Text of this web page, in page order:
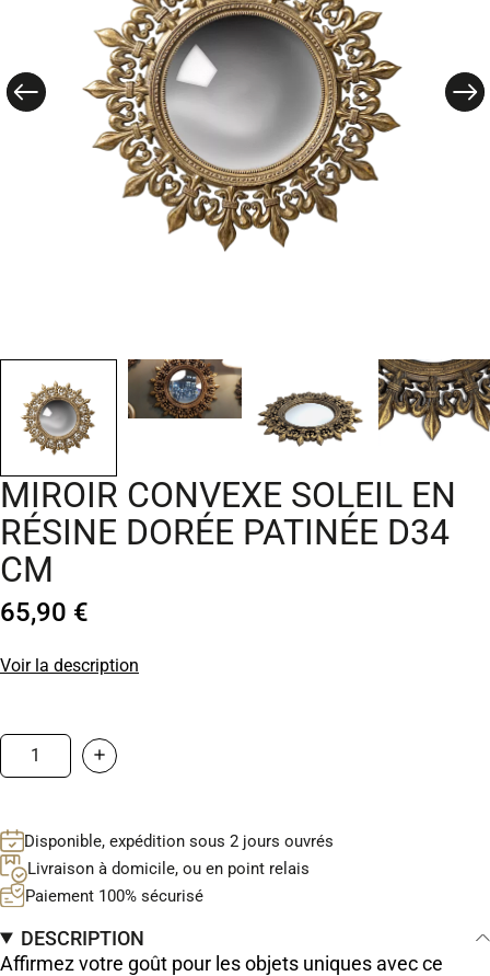
MIROIR CONVEXE SOLEIL EN
RÉSINE DORÉE PATINÉE D34
CM
65,90 €
Voir la description
Disponible, expédition sous 2 jours ouvrés
Livraison à domicile, ou en point relais
Paiement 100% sécurisé
DESCRIPTION
Affirmez votre goût pour les objets uniques avec ce